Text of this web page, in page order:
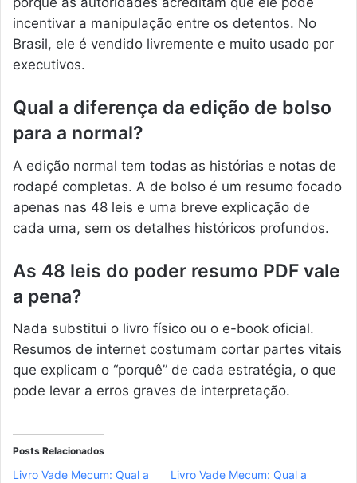
incentivar a manipulação entre os detentos. No
Brasil, ele é vendido livremente e muito usado por
executivos.
Qual a diferença da edição de bolso
para a normal?
A edição normal tem todas as histórias e notas de
rodapé completas. A de bolso é um resumo focado
apenas nas 48 leis e uma breve explicação de
cada uma, sem os detalhes históricos profundos.
As 48 leis do poder resumo PDF vale
a pena?
Nada substitui o livro físico ou o e-book oficial.
Resumos de internet costumam cortar partes vitais
que explicam o “porquê” de cada estratégia, o que
pode levar a erros graves de interpretação.
Posts Relacionados
Livro Vade Mecum: Qual a
Livro Vade Mecum: Qual a